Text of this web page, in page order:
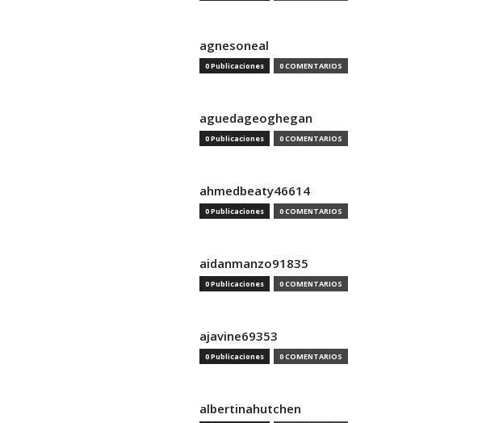
agnesoneal
0 Publicaciones 0 COMENTARIOS
aguedageoghegan
0 Publicaciones 0 COMENTARIOS
ahmedbeaty46614
0 Publicaciones 0 COMENTARIOS
aidanmanzo91835
0 Publicaciones 0 COMENTARIOS
ajavine69353
0 Publicaciones 0 COMENTARIOS
albertinahutchen